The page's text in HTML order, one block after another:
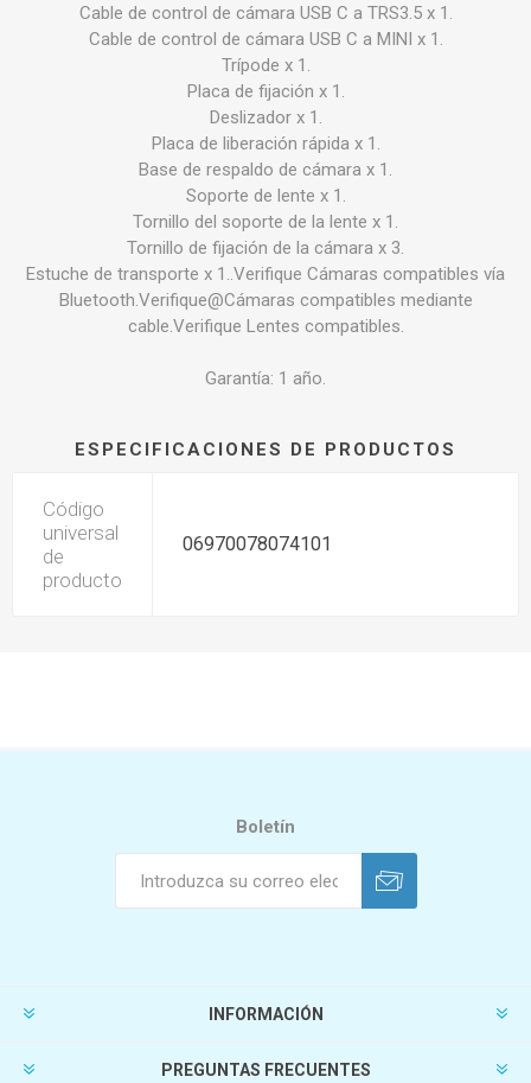
Cable de control de cámara USB C a TRS3.5 x 1.
Cable de control de cámara USB C a MINI x 1.
Trípode x 1.
Placa de fijación x 1.
Deslizador x 1.
Placa de liberación rápida x 1.
Base de respaldo de cámara x 1.
Soporte de lente x 1.
Tornillo del soporte de la lente x 1.
Tornillo de fijación de la cámara x 3.
Estuche de transporte x 1..Verifique Cámaras compatibles vía
Bluetooth.Verifique@Cámaras compatibles mediante
cable.Verifique Lentes compatibles.
Garantía: 1 año.
ESPECIFICACIONES DE PRODUCTOS
Código
universal
de
producto
06970078074101
Boletín
INFORMACIÓN
PREGUNTAS FRECUENTES